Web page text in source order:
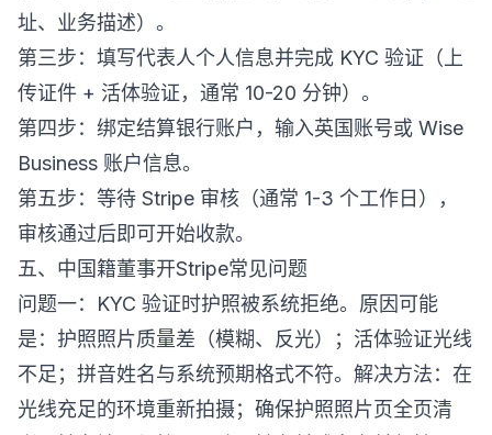
址、业务描述）。
第三步：填写代表人个人信息并完成 KYC 验证（上
传证件 + 活体验证，通常 10-20 分钟）。
第四步：绑定结算银行账户，输入英国账号或 Wise
Business 账户信息。
第五步：等待 Stripe 审核（通常 1-3 个工作日），
审核通过后即可开始收款。
五、中国籍董事开Stripe常见问题
问题一：KYC 验证时护照被系统拒绝。原因可能
是：护照照片质量差（模糊、反光）；活体验证光线
不足；拼音姓名与系统预期格式不符。解决方法：在
光线充足的环境重新拍摄；确保护照照片页全页清